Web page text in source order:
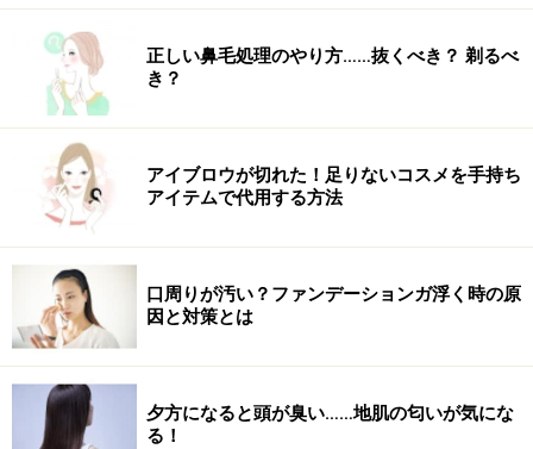
がないし……そんなあなたも身体ひとつでできる、道具も
器具も必要がないEICO式内ももエクササイズを紹介しま
す。
道具も器具もいらないエクササイズで内も
もを引き締める
1. 横たわり、右腕を頭の下、左手のひらを床につけま
す。上になっている脚を前に出し、ひざと足首を90度に
曲げて膝から下を床につけます。
ヨガマットがあるとスムーズに行えます
正しい鼻毛処理のやり方……抜くべき？ 剃るべ
き？
アイブロウが切れた！足りないコスメを手持ち
アイテムで代用する方法
口周りが汚い？ファンデーションガ浮く時の原
因と対策とは
夕方になると頭が臭い……地肌の匂いが気にな
る！